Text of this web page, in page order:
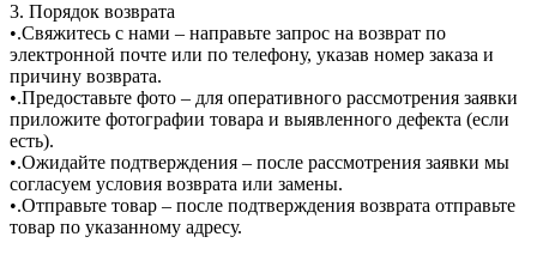
3. Порядок возврата
•.Свяжитесь с нами – направьте запрос на возврат по
электронной почте или по телефону, указав номер заказа и
причину возврата.
•.Предоставьте фото – для оперативного рассмотрения заявки
приложите фотографии товара и выявленного дефекта (если
есть).
•.Ожидайте подтверждения – после рассмотрения заявки мы
согласуем условия возврата или замены.
•.Отправьте товар – после подтверждения возврата отправьте
товар по указанному адресу.